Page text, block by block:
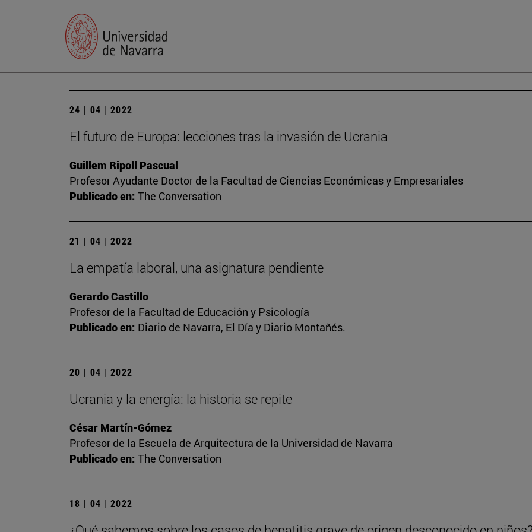
24 | 04 | 2022
El futuro de Europa: lecciones tras la invasión de Ucrania
Guillem Ripoll Pascual
Profesor Ayudante Doctor de la Facultad de Ciencias Económicas y Empresariales
Publicado en: The Conversation
21 | 04 | 2022
La empatía laboral, una asignatura pendiente
Gerardo Castillo
Profesor de la Facultad de Educación y Psicología
Publicado en: Diario de Navarra, El Día y Diario Montañés.
20 | 04 | 2022
Ucrania y la energía: la historia se repite
César Martín-Gómez
Profesor de la Escuela de Arquitectura de la Universidad de Navarra
Publicado en: The Conversation
18 | 04 | 2022